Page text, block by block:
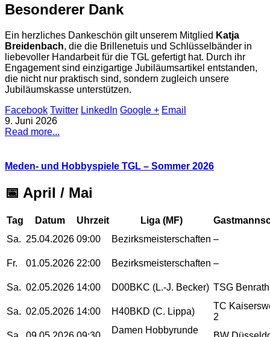
Besonderer Dank
Ein herzliches Dankeschön gilt unserem Mitglied Katja
Breidenbach, die die Brillenetuis und Schlüsselbänder in
liebevoller Handarbeit für die TGL gefertigt hat. Durch ihr
Engagement sind einzigartige Jubiläumsartikel entstanden,
die nicht nur praktisch sind, sondern zugleich unsere
Jubiläumskasse unterstützen.
Facebook Twitter LinkedIn Google + Email
9. Juni 2026
Read more...
Meden- und Hobbyspiele TGL – Sommer 2026
📅 April / Mai
Tag Datum Uhrzeit Liga (MF)
Sa. 25.04.2026 09:00 Bezirksmeisterschaften –
Fr. 01.05.2026 22:00 Bezirksmeisterschaften –
Sa. 02.05.2026 14:00 D00BKC (L.-J. Becker) TSG
Sa. 02.05.2026 14:00 H40BKD (C. Lippa)
TC
2
Damen Hobbyrunde